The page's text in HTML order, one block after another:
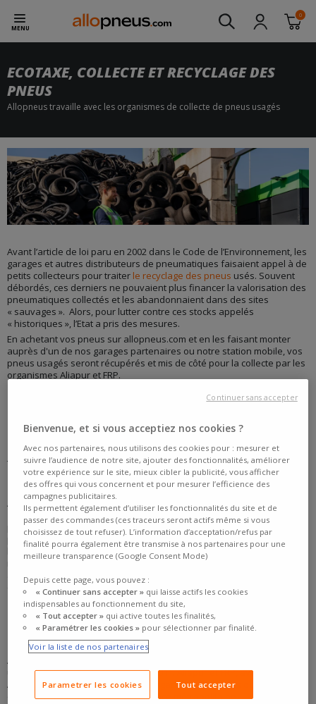
MENU
0
ECOTAXE, COLLECTE ET RECYCLAGE DES
PNEUS
Allopneus travaille avec les organismes de collecte de pneus usagés
Avant l’article de loi paru en 2002 dans le Code de l’Environnement, les
garages et autres distributeurs de pneumatiques faisaient appel à de
petits collecteurs pour traiter le recyclage des pneus usés. Souvent
débordés, ces derniers ne pouvaient plus financer la valorisation des
pneumatiques collectés et les abandonnaient dans des sites
« sauvages ». Alors, pour lutter contre ces stocks appelés
« historiques », l’Etat a pris des mesures.
En achetant vos pneus sur allopneus.com et en les faisant monter
auprès d'un de nos garages partenaires ou notre station mobile, vos
pneus usagés seront récupérés et mis de côté pour la collecte par les
organismes Aliapur et FRP.
PNEUMATIQUES ?
Tout d’abord, rappelons qu’il est «interdit d’abandonner, de
déposer dans un milieu naturel ou de brûler à l’air libre les
pneumatiques ».
Alors que faire de ses anciens pneus? Eh bien toujours d’après la loi,
« tout distributeur est tenu de reprendre gratuitement les déchets de
pneumatiques dans la limite des tonnages et des types de
pneumatiques qu’il a lui-même vendus l’année précédente ». Ainsi,
lorsque vous achetez de nouveaux pneus, le commerçant doit vous
reprendre les anciens. Le cas échéant, vous pouvez vous renseignez
auprès de certaines déchetteries ou du service d’enlèvement des
encombrants de votre ville.
LA COLLECTE DES PNEUS USAGÉS
Allopneus a été le 1er e-commerçant à rejoindre Aliapur fin 2010 avec
une première collecte le 1er juillet 2011. Aliapur et FRP, avec qui
Allopneus travaille, sont les deux organismes collectifs qui collectent
et traitent les pneus usagés en France métropolitaine.
Bienvenue, et si vous acceptiez nos cookies ?
Avec nos partenaires, nous utilisons des cookies pour : mesurer et
suivre l’audience de notre site, ajouter des fonctionnalités, améliorer
votre expérience sur le site, mieux cibler la publicité, vous afficher
des offres qui vous concernent et pour mesurer l’efficience des
campagnes publicitaires.
Ils permettent également d’utiliser les fonctionnalités du site et de
passer des commandes (ces traceurs seront actifs même si vous
choisissez de tout refuser). L’information d’acceptation/refus par
finalité pourra également être transmise à nos partenaires pour une
meilleure transparence (Google Consent Mode)
Depuis cette page, vous pouvez :
« Continuer sans accepter »qui laisse actifs les cookies
indispensables au fonctionnement du site,
« Tout accepter »qui active toutes les finalités,
« Paramétrer les cookies »pour sélectionner par finalité.
Voir la liste de nos partenaires
Parametrer les cookies Tout accepter
Continuer sans accepter